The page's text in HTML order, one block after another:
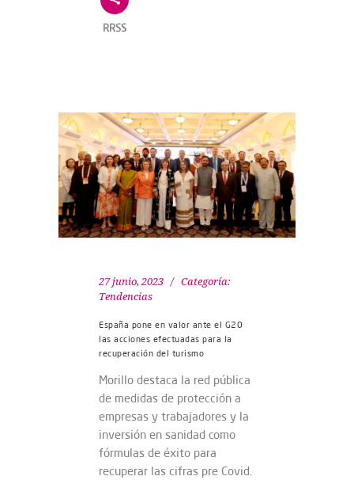
RRSS
27 junio, 2023
Categoría:
Tendencias
España pone en valor ante el G20
las acciones efectuadas para la
recuperación del turismo
Morillo destaca la red pública
de medidas de protección a
empresas y trabajadores y la
inversión en sanidad como
fórmulas de éxito para
recuperar las cifras pre Covid.